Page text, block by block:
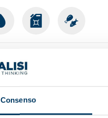
Consenso